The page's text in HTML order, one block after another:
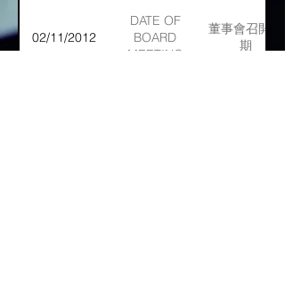
MONTHS ENDED
30TH
02/11/2012
DATE OF
BOARD
MEETING
董事會召開日
期